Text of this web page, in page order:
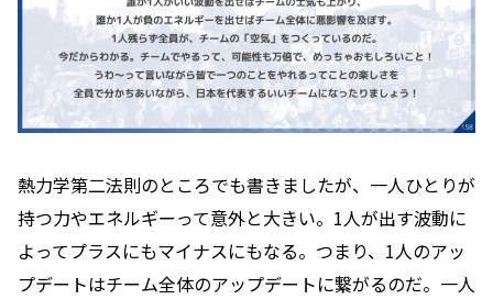
熱力学第二法則のところでも書きましたが、一人ひとりが
持つ力やエネルギーって意外と大きい。1人が出す波動に
よってプラスにもマイナスにもなる。つまり、1人のアッ
プデートはチーム全体のアップデートに繋がるのだ。一人